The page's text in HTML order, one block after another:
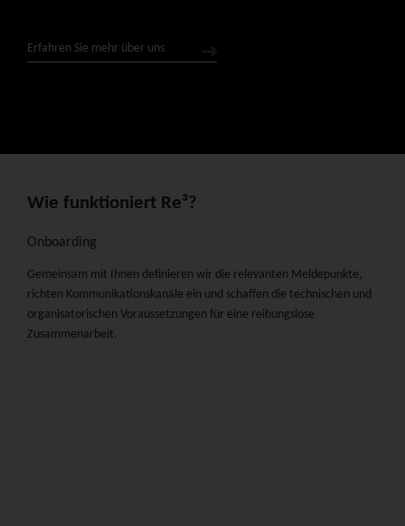
Erfahren Sie mehr über uns
Wie funktioniert Re³?
Onboarding
Gemeinsam mit Ihnen definieren wir die relevanten Meldepunkte,
richten Kommunikationskanäle ein und schaffen die technischen und
organisatorischen Voraussetzungen für eine reibungslose
Zusammenarbeit.